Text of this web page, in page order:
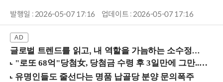
발행일 : 2026-05-07 17:16 업데이트 : 2026-05-07 17:16
글로벌 트렌드를 읽고, 내 역할을 가늠하는 소수정예 실습 워크숍 (8/28 신논현역)